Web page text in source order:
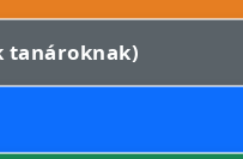
tanároknak)